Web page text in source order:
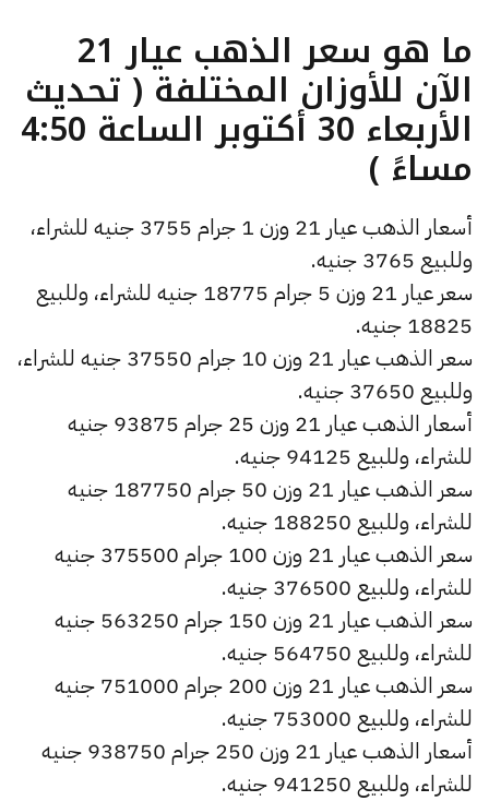
ما هو سعر الذهب عيار 21
الآن للأوزان المختلفة ( تحديث
الأربعاء 30 أكتوبر الساعة 4:50
مساءً )
أسعار الذهب عيار 21 وزن 1 جرام 3755 جنيه للشراء،
وللبيع 3765 جنيه.
سعر عيار 21 وزن 5 جرام 18775 جنيه للشراء، وللبيع
18825 جنيه.
سعر الذهب عيار 21 وزن 10 جرام 37550 جنيه للشراء،
وللبيع 37650 جنيه.
أسعار الذهب عيار 21 وزن 25 جرام 93875 جنيه
للشراء، وللبيع 94125 جنيه.
سعر الذهب عيار 21 وزن 50 جرام 187750 جنيه
للشراء، وللبيع 188250 جنيه.
سعر الذهب عيار 21 وزن 100 جرام 375500 جنيه
للشراء، وللبيع 376500 جنيه.
سعر الذهب عيار 21 وزن 150 جرام 563250 جنيه
للشراء، وللبيع 564750 جنيه.
سعر الذهب عيار 21 وزن 200 جرام 751000 جنيه
للشراء، وللبيع 753000 جنيه.
أسعار الذهب عيار 21 وزن 250 جرام 938750 جنيه
للشراء، وللبيع 941250 جنيه.